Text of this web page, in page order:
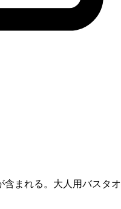
含まれる。大人用バスタオ